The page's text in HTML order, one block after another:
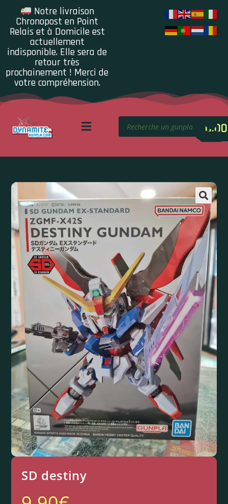
Notre livraison
Chronopost en Point
Relais et à Domicile est
actuellement
indisponible. Elle sera de
retour très
prochainement ! Merci de
votre compréhension.
0.00
SD destiny